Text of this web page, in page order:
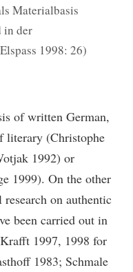
Materialbasis
in der
1998: 26)
of written German,
literary (Christophe
1992) or
1999). On the other
on authentic
been carried out in
1997, 1998 for
1983; Schmale